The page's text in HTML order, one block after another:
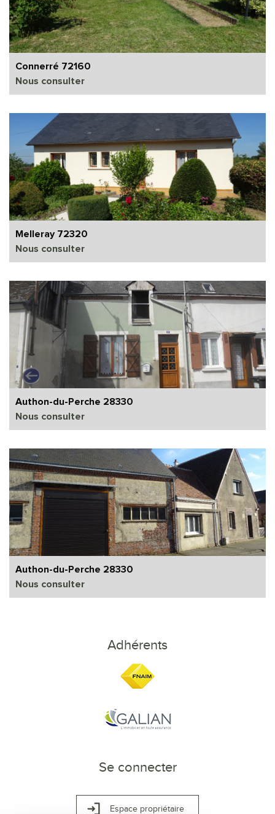
Connerré 72160
Nous consulter
Melleray 72320
Nous consulter
Authon-du-Perche 28330
Nous consulter
Authon-du-Perche 28330
Nous consulter
Adhérents
Se connecter
Espace propriétaire